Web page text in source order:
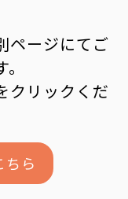
ページにてご
クリックくだ
ちら